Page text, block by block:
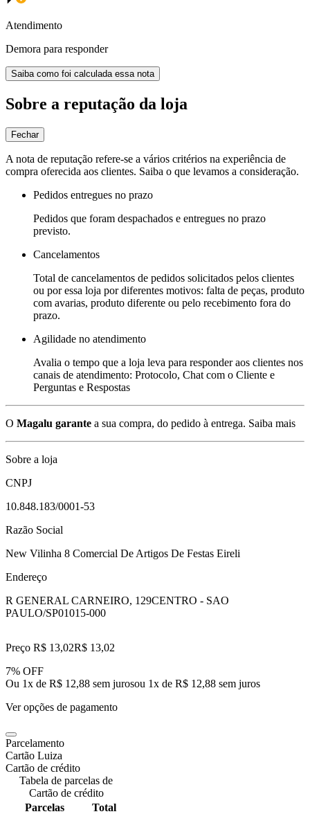
Atendimento
Demora para responder
Saiba como foi calculada essa nota
Sobre a reputação da loja
Fechar
A nota de reputação refere-se a vários critérios na experiência de
compra oferecida aos clientes. Saiba o que levamos a consideração.
Pedidos entregues no prazo
Pedidos que foram despachados e entregues no prazo
previsto.
Cancelamentos
Total de cancelamentos de pedidos solicitados pelos clientes
ou por essa loja por diferentes motivos: falta de peças, produto
com avarias, produto diferente ou pelo recebimento fora do
prazo.
Agilidade no atendimento
Avalia o tempo que a loja leva para responder aos clientes nos
canais de atendimento: Protocolo, Chat com o Cliente e
Perguntas e Respostas
O Magalu garante a sua compra, do pedido à entrega. Saiba mais
Sobre a loja
CNPJ
10.848.183/0001-53
Razão Social
New Vilinha 8 Comercial De Artigos De Festas Eireli
Endereço
R GENERAL CARNEIRO, 129CENTRO - SAO
PAULO/SP01015-000
Preço R$ 13,02R$ 13,02
7% OFF
Ou 1x de R$ 12,88 sem jurosou 1x de R$ 12,88 sem juros
Ver opções de pagamento
Parcelamento
Cartão Luiza
Cartão de crédito
Tabela de parcelas de
Cartão de crédito
Parcelas
Total